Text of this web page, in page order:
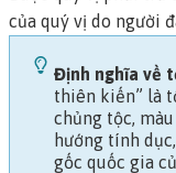
của quý vị do người
Định nghĩa về
thiên kiến” là
chủng tộc,
hướng tính
gốc quốc gia